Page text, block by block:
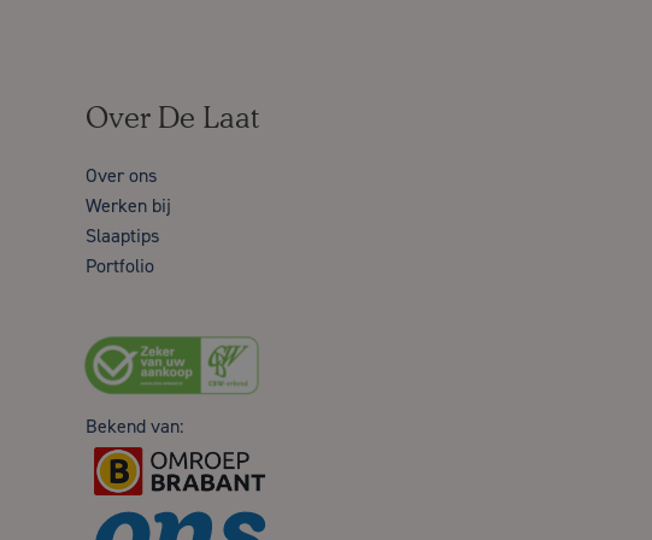
Over De Laat
Over ons
Werken bij
Slaaptips
Portfolio
Bekend van: